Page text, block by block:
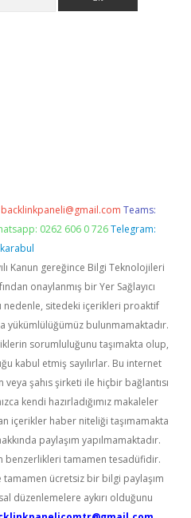
backlinkpaneli@gmail.com Teams:
0262 606 0 726 Telegram:
Kanun gereğince Bilgi Teknolojileri
onaylanmış bir Yer Sağlayıcı
nedenle, sitedeki içerikleri proaktif
yükümlülüğümüz bulunmamaktadır.
sorumluluğunu taşımakta olup,
kabul etmiş sayılırlar. Bu internet
şahıs şirketi ile hiçbir bağlantısı
kendi hazırladığımız makaleler
içerikler haber niteliği taşımamakta
paylaşım yapılmamaktadır.
benzerlikleri tamamen tesadüfidir.
tamamen ücretsiz bir bilgi paylaşım
düzenlemelere aykırı olduğunu